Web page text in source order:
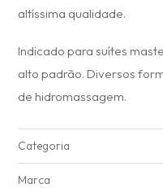
altíssima qualidade.
Indicado para suítes
alto padrão. Diversos
de hidromassagem.
Categoria
Marca